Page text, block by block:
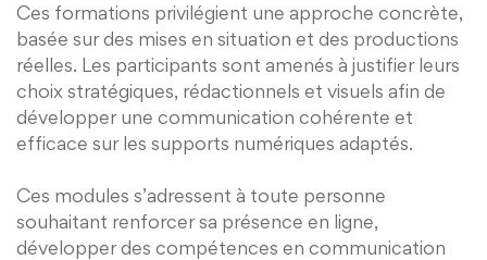
Ces formations privilégient une approche concrète,
basée sur des mises en situation et des productions
réelles. Les participants sont amenés à justifier leurs
choix stratégiques, rédactionnels et visuels afin de
développer une communication cohérente et
efficace sur les supports numériques adaptés.
Ces modules s’adressent à toute personne
souhaitant renforcer sa présence en ligne,
développer des compétences en communication